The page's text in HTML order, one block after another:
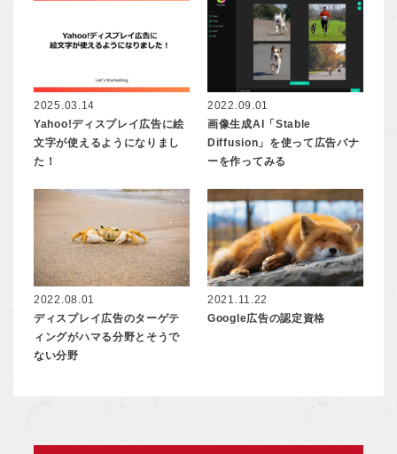
2025.03.14
Yahoo!ディスプレイ広告に絵
文字が使えるようになりまし
た！
2022.09.01
画像生成AI「Stable
Diffusion」を使って広告バナ
ーを作ってみる
2022.08.01
ディスプレイ広告のターゲテ
ィングがハマる分野とそうで
ない分野
2021.11.22
Google広告の認定資格